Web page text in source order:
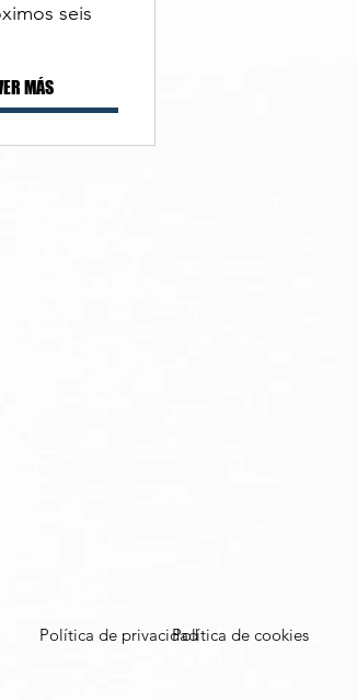
seis
MÁS
Política de privacidadPolítica de cookies